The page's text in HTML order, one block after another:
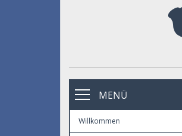
MENÜ
Willkommen